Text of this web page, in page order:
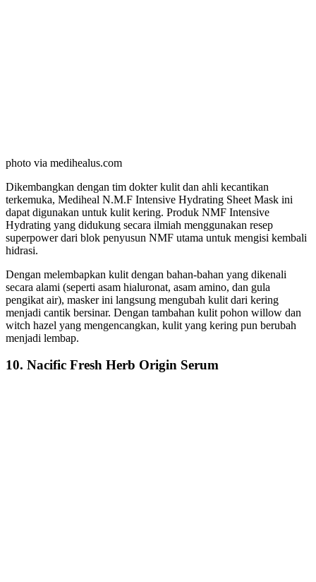
photo via medihealus.com
Dikembangkan dengan tim dokter kulit dan ahli kecantikan
terkemuka, Mediheal N.M.F Intensive Hydrating Sheet Mask ini
dapat digunakan untuk kulit kering. Produk NMF Intensive
Hydrating yang didukung secara ilmiah menggunakan resep
superpower dari blok penyusun NMF utama untuk mengisi kembali
hidrasi.
Dengan melembapkan kulit dengan bahan-bahan yang dikenali
secara alami (seperti asam hialuronat, asam amino, dan gula
pengikat air), masker ini langsung mengubah kulit dari kering
menjadi cantik bersinar. Dengan tambahan kulit pohon willow dan
witch hazel yang mengencangkan, kulit yang kering pun berubah
menjadi lembap.
10. Nacific Fresh Herb Origin Serum